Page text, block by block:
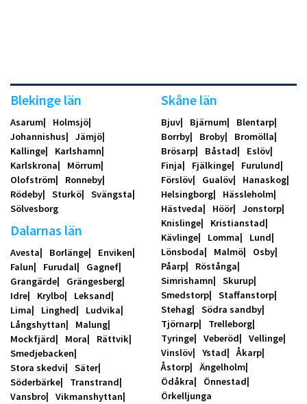
Blekinge län
Asarum
Holmsjö
Johannishus
Jämjö
Kallinge
Karlshamn
Karlskrona
Mörrum
Olofström
Ronneby
Rödeby
Sturkö
Svängsta
Sölvesborg
Dalarnas län
Avesta Borlänge
Enviken
Falun
Furudal
Gagnef
Grangärde
Grängesberg
Idre
Krylbo
Leksand
Lima
Linghed
Ludvika
Långshyttan
Malung
Mockfjärd
Mora
Rättvik
Smedjebacken
Stora skedvi
Säter
Söderbärke
Transtrand
Vansbro
Vikmanshyttan
Skåne län
Bjuv Bjärnum
Blentarp
Borrby
Broby
Bromölla
Brösarp
Båstad
Eslöv
Finja
Fjälkinge
Furulund
Förslöv
Gualöv
Hanaskog
Helsingborg
Hässleholm
Hästveda
Höör
Jonstorp
Knislinge
Kristianstad
Kävlinge
Lomma
Lund
Lönsboda
Malmö
Osby
Påarp
Röstånga
Simrishamn
Skurup
Smedstorp
Staffanstorp
Stehag
Södra sandby
Tjörnarp
Trelleborg
Tyringe
Veberöd
Vellinge
Vinslöv
Ystad
Åkarp
Åstorp
Ängelholm
Ödåkra
Önnestad
Örkelljunga